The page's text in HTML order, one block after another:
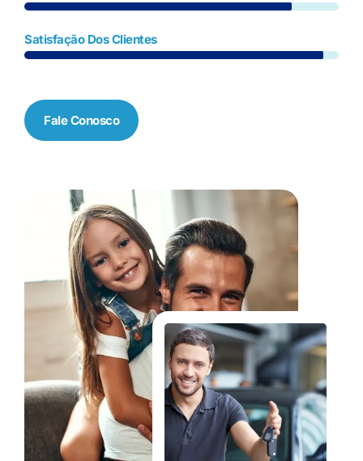
Satisfação Dos Clientes
Fale Conosco